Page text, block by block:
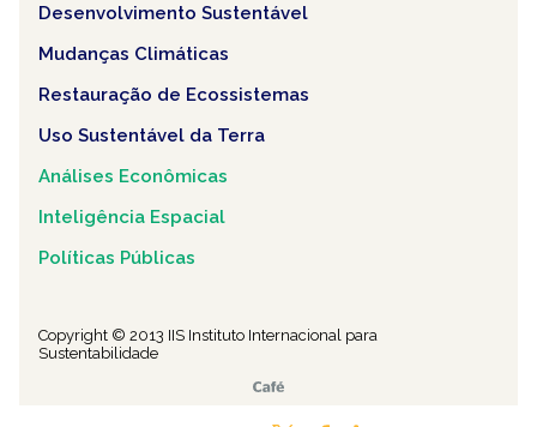
Desenvolvimento Sustentável
Mudanças Climáticas
Restauração de Ecossistemas
Uso Sustentável da Terra
Análises Econômicas
Inteligência Espacial
Políticas Públicas
Copyright © 2013 IIS Instituto Internacional para
Sustentabilidade